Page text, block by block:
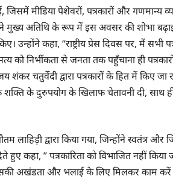
मीडिया पेशेवरों, पत्रकारों और गणमान्य
ने मुख्य अतिथि के रूप में इस अवसर की शोभा
उन्होंने कहा, “राष्ट्रीय प्रेस दिवस पर, मैं सभी
सत्य को निर्भीकता से जनता तक पहुँचाना ही
शंकर चतुर्वेदी द्वारा पत्रकारों के हित में किए
के दुरुपयोग के खिलाफ चेतावनी दी, साथ
लाहिड़ी द्वारा किया गया, जिन्होंने स्वतंत्र और
हुए कहा, ” पत्रकारिता को विभाजित नहीं
अखंडता और भलाई के लिए मिलकर काम करें।”